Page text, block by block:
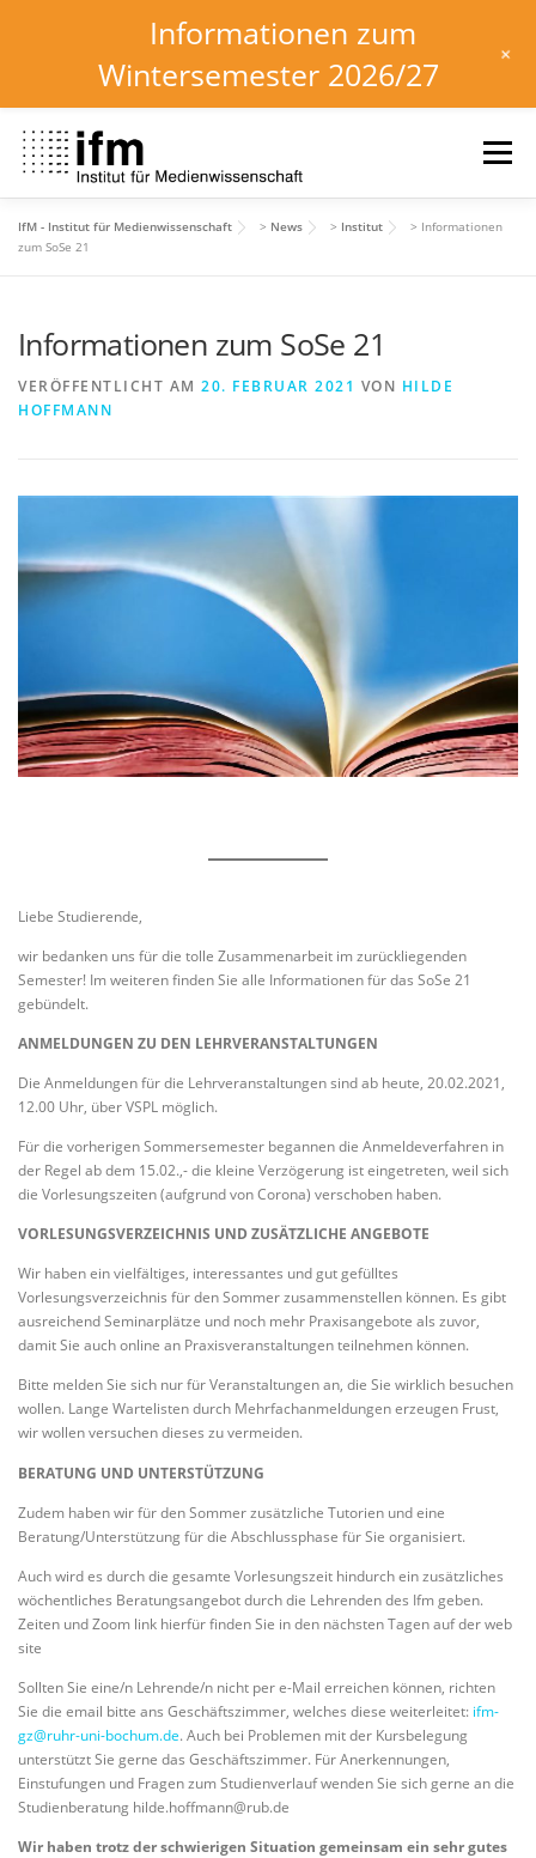
Inhalt
springen
Menü
HOME
INSTITUT DOWNLOADS
IfM - Institut für Medienwissenschaft > News > Institut > Informationen
zum SoSe 21
Informationen zum SoSe 21
VERÖFFENTLICHT AM 20. FEBRUAR 2021 VON HILDE
HOFFMANN
Liebe Studierende,
wir bedanken uns für die tolle Zusammenarbeit im zurückliegenden
Semester! Im weiteren finden Sie alle Informationen für das SoSe 21
gebündelt.
ANMELDUNGEN ZU DEN LEHRVERANSTALTUNGEN
Die Anmeldungen für die Lehrveranstaltungen sind ab heute, 20.02.2021,
12.00 Uhr, über VSPL möglich.
Für die vorherigen Sommersemester begannen die Anmeldeverfahren in
der Regel ab dem 15.02.,- die kleine Verzögerung ist eingetreten, weil sich
die Vorlesungszeiten (aufgrund von Corona) verschoben haben.
VORLESUNGSVERZEICHNIS UND ZUSÄTZLICHE ANGEBOTE
Wir haben ein vielfältiges, interessantes und gut gefülltes
Vorlesungsverzeichnis für den Sommer zusammenstellen können. Es gibt
ausreichend Seminarplätze und noch mehr Praxisangebote als zuvor,
damit Sie auch online an Praxisveranstaltungen teilnehmen können.
Bitte melden Sie sich nur für Veranstaltungen an, die Sie wirklich besuchen
wollen. Lange Wartelisten durch Mehrfachanmeldungen erzeugen Frust,
wir wollen versuchen dieses zu vermeiden.
BERATUNG UND UNTERSTÜTZUNG
Zudem haben wir für den Sommer zusätzliche Tutorien und eine
Beratung/Unterstützung für die Abschlussphase für Sie organisiert.
Auch wird es durch die gesamte Vorlesungszeit hindurch ein zusätzliches
wöchentliches Beratungsangebot durch die Lehrenden des Ifm geben.
Zeiten und Zoom link hierfür finden Sie in den nächsten Tagen auf der web
site
Sollten Sie eine/n Lehrende/n nicht per e-Mail erreichen können, richten
Sie die email bitte ans Geschäftszimmer, welches diese weiterleitet: ifm-
gz@ruhr-uni-bochum.de. Auch bei Problemen mit der Kursbelegung
unterstützt Sie gerne das Geschäftszimmer. Für Anerkennungen,
Einstufungen und Fragen zum Studienverlauf wenden Sie sich gerne an die
Studienberatung hilde.hoffmann@rub.de
Wir haben trotz der schwierigen Situation gemeinsam ein sehr gutes
Informationen zum
Wintersemester 2026/27
+